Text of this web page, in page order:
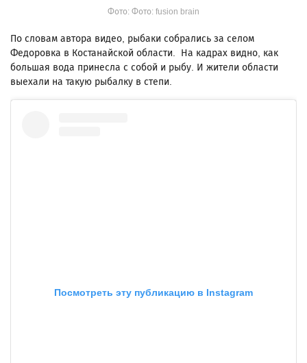
Фото: Фото: fusion brain
По словам автора видео, рыбаки собрались за селом
Федоровка в Костанайской области. На кадрах видно, как
большая вода принесла с собой и рыбу. И жители области
выехали на такую рыбалку в степи.
Посмотреть эту публикацию в Instagram